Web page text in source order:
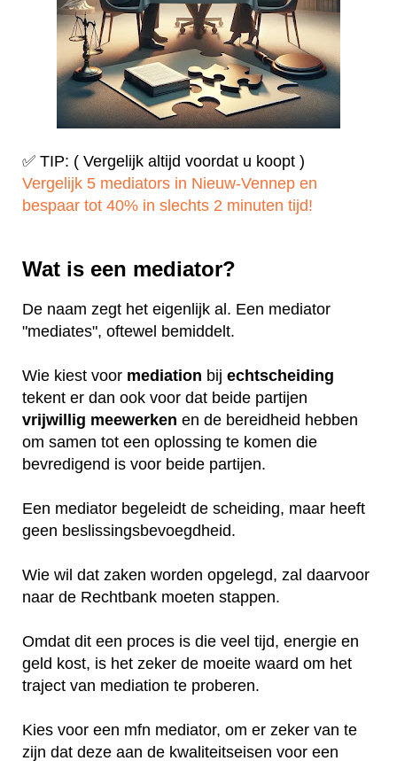
✅ TIP: ( Vergelijk altijd voordat u koopt )
Vergelijk 5 mediators in Nieuw-Vennep en
bespaar tot 40% in slechts 2 minuten tijd!
Wat is een mediator?
De naam zegt het eigenlijk al. Een mediator
"mediates", oftewel bemiddelt.
Wie kiest voor mediation bij echtscheiding
tekent er dan ook voor dat beide partijen
vrijwillig meewerken en de bereidheid hebben
om samen tot een oplossing te komen die
bevredigend is voor beide partijen.
Een mediator begeleidt de scheiding, maar heeft
geen beslissingsbevoegdheid.
Wie wil dat zaken worden opgelegd, zal daarvoor
naar de Rechtbank moeten stappen.
Omdat dit een proces is die veel tijd, energie en
geld kost, is het zeker de moeite waard om het
traject van mediation te proberen.
Kies voor een mfn mediator, om er zeker van te
zijn dat deze aan de kwaliteitseisen voor een